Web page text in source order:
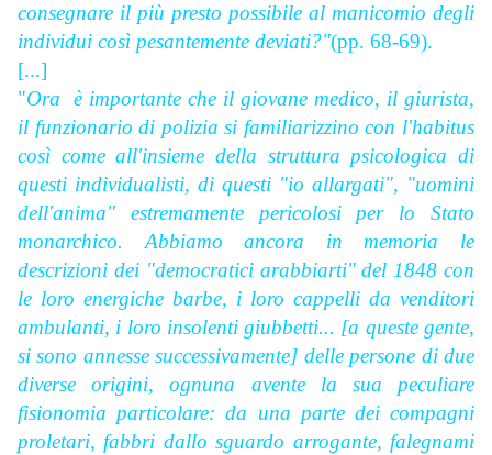
consegnare il più presto possibile al manicomio degli
individui così pesantemente deviati?"(pp. 68-69).
[...]
"Ora è importante che il giovane medico, il giurista,
il funzionario di polizia si familiarizzino con l'habitus
così come all'insieme della struttura psicologica di
questi individualisti, di questi "io allargati", "uomini
dell'anima" estremamente pericolosi per lo Stato
monarchico. Abbiamo ancora in memoria le
descrizioni dei "democratici arabbiarti" del 1848 con
le loro energiche barbe, i loro cappelli da venditori
ambulanti, i loro insolenti giubbetti... [a queste gente,
si sono annesse successivamente] delle persone di due
diverse origini, ognuna avente la sua peculiare
fisionomia particolare: da una parte dei compagni
proletari, fabbri dallo sguardo arrogante, falegnami